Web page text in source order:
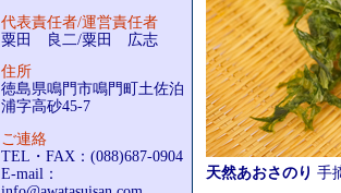
代表責任者/運営責任者
粟田 良二/粟田 広志
住所
徳島県鳴門市鳴門町土佐泊
浦字高砂45-7
ご連絡
TEL・FAX：(088)687-0904
E-mail：
天然あおさのり 手